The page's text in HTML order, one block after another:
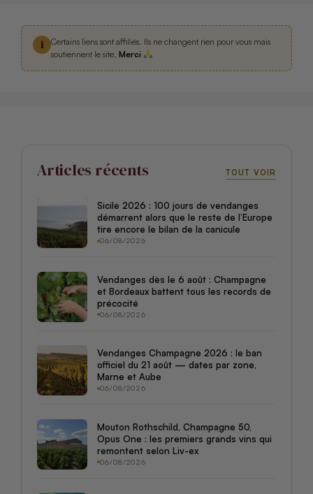
i
Certains liens sont affiliés. Ils ne changent rien pour vous mais
soutiennent le site. Merci
Articles récents TOUT VOIR
Sicile 2026 : 100 jours de vendanges
démarrent alors que le reste de l’Europe
tire encore le bilan de la canicule
06/08/2026
Vendanges dès le 6 août : Champagne
et Bordeaux battent tous les records de
précocité
06/08/2026
Vendanges Champagne 2026 : le ban
officiel du 21 août — dates par zone,
Marne et Aube
06/08/2026
Mouton Rothschild, Champagne 50,
Opus One : les premiers grands vins qui
remontent selon Liv-ex
06/08/2026